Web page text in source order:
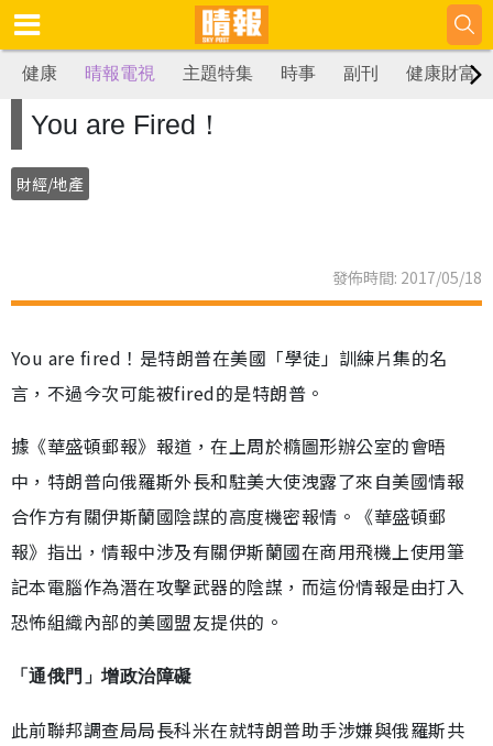
健康 晴報電視 主題特集 時事 副刊 健康財富
You are Fired！
財經/地產
發佈時間: 2017/05/18
You are fired！是特朗普在美國「學徒」訓練片集的名
言，不過今次可能被fired的是特朗普。
據《華盛頓郵報》報道，在上周於橢圖形辦公室的會晤
中，特朗普向俄羅斯外長和駐美大使洩露了來自美國情報
合作方有關伊斯蘭國陰謀的高度機密報情。《華盛頓郵
報》指出，情報中涉及有關伊斯蘭國在商用飛機上使用筆
記本電腦作為潛在攻擊武器的陰謀，而這份情報是由打入
恐怖組織內部的美國盟友提供的。
「通俄門」增政治障礙
此前聯邦調查局局長科米在就特朗普助手涉嫌與俄羅斯共